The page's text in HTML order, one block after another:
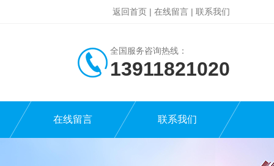
返回首页 | 在线留言 | 联系我们
全国服务咨询热线：
13911821020
在线留言 联系我们